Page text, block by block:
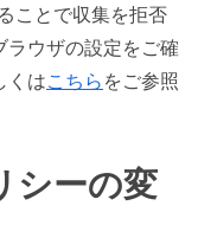
ことで収集を拒否
ウザの設定をご確
くはこちら をご参照
シーの変